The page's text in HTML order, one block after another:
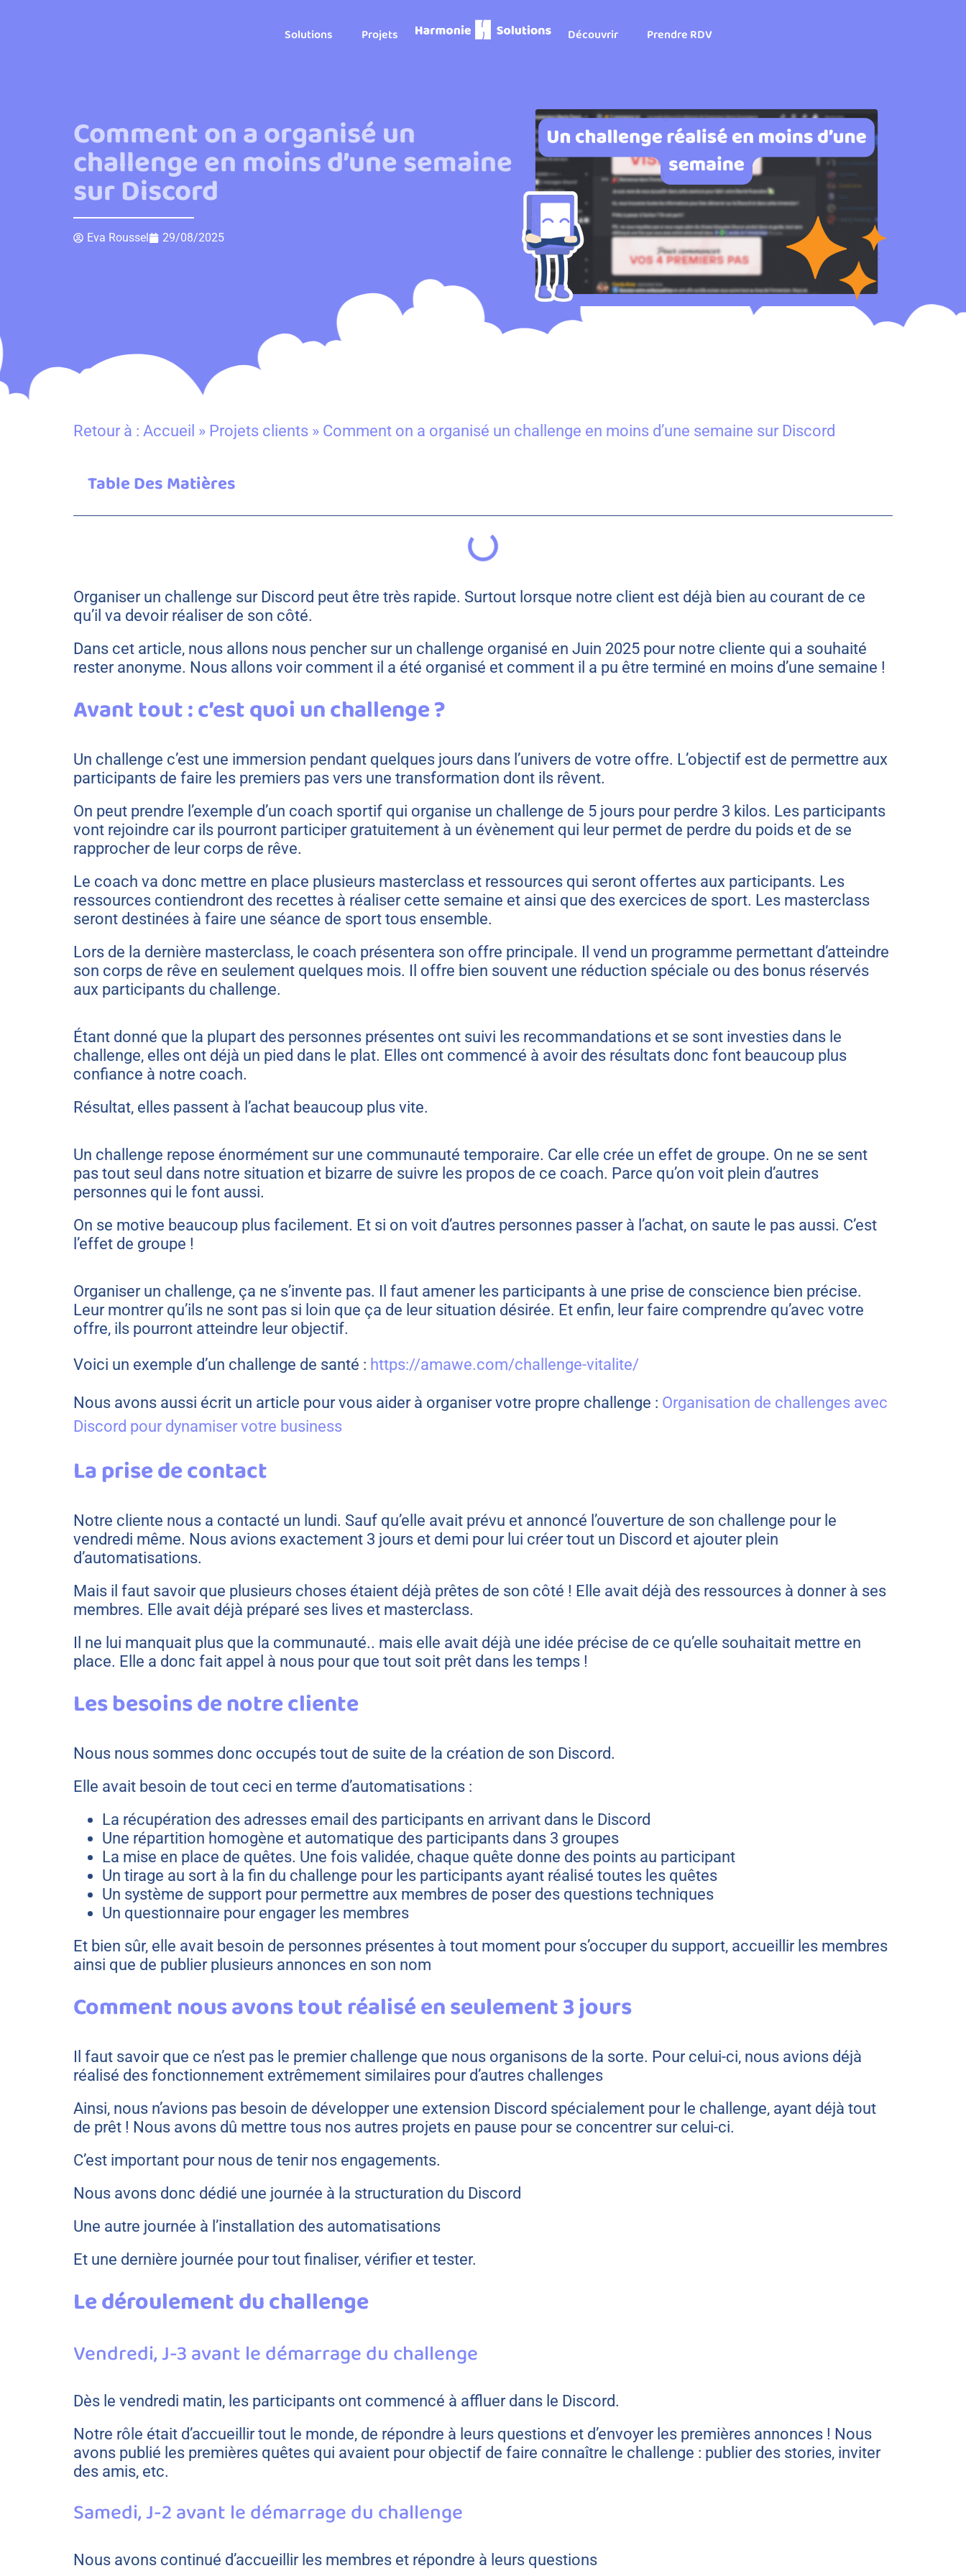
Solutions Projets Découvrir Prendre RDV
Comment on a organisé un
challenge en moins d’une semaine
sur Discord
Eva Roussel 29/08/2025
Retour à : Accueil » Projets clients » Comment on a organisé un challenge en moins d’une semaine sur Discord
Table Des Matières
Organiser un challenge sur Discord peut être très rapide. Surtout lorsque notre client est déjà bien au courant de ce
qu’il va devoir réaliser de son côté.
Dans cet article, nous allons nous pencher sur un challenge organisé en Juin 2025 pour notre cliente qui a souhaité
rester anonyme. Nous allons voir comment il a été organisé et comment il a pu être terminé en moins d’une semaine !
Avant tout : c’est quoi un challenge ?
Un challenge c’est une immersion pendant quelques jours dans l’univers de votre offre. L’objectif est de permettre aux
participants de faire les premiers pas vers une transformation dont ils rêvent.
On peut prendre l’exemple d’un coach sportif qui organise un challenge de 5 jours pour perdre 3 kilos. Les participants
vont rejoindre car ils pourront participer gratuitement à un évènement qui leur permet de perdre du poids et de se
rapprocher de leur corps de rêve.
Le coach va donc mettre en place plusieurs masterclass et ressources qui seront offertes aux participants. Les
ressources contiendront des recettes à réaliser cette semaine et ainsi que des exercices de sport. Les masterclass
seront destinées à faire une séance de sport tous ensemble.
Lors de la dernière masterclass, le coach présentera son offre principale. Il vend un programme permettant d’atteindre
son corps de rêve en seulement quelques mois. Il offre bien souvent une réduction spéciale ou des bonus réservés
aux participants du challenge.
Étant donné que la plupart des personnes présentes ont suivi les recommandations et se sont investies dans le
challenge, elles ont déjà un pied dans le plat. Elles ont commencé à avoir des résultats donc font beaucoup plus
confiance à notre coach.
Résultat, elles passent à l’achat beaucoup plus vite.
Un challenge repose énormément sur une communauté temporaire. Car elle crée un effet de groupe. On ne se sent
pas tout seul dans notre situation et bizarre de suivre les propos de ce coach. Parce qu’on voit plein d’autres
personnes qui le font aussi.
On se motive beaucoup plus facilement. Et si on voit d’autres personnes passer à l’achat, on saute le pas aussi. C’est
l’effet de groupe !
Organiser un challenge, ça ne s’invente pas. Il faut amener les participants à une prise de conscience bien précise.
Leur montrer qu’ils ne sont pas si loin que ça de leur situation désirée. Et enfin, leur faire comprendre qu’avec votre
offre, ils pourront atteindre leur objectif.
Voici un exemple d’un challenge de santé : https://amawe.com/challenge-vitalite/
Nous avons aussi écrit un article pour vous aider à organiser votre propre challenge : Organisation de challenges avec
Discord pour dynamiser votre business
La prise de contact
Notre cliente nous a contacté un lundi. Sauf qu’elle avait prévu et annoncé l’ouverture de son challenge pour le
vendredi même. Nous avions exactement 3 jours et demi pour lui créer tout un Discord et ajouter plein
d’automatisations.
Mais il faut savoir que plusieurs choses étaient déjà prêtes de son côté ! Elle avait déjà des ressources à donner à ses
membres. Elle avait déjà préparé ses lives et masterclass.
Il ne lui manquait plus que la communauté.. mais elle avait déjà une idée précise de ce qu’elle souhaitait mettre en
place. Elle a donc fait appel à nous pour que tout soit prêt dans les temps !
Les besoins de notre cliente
Nous nous sommes donc occupés tout de suite de la création de son Discord.
Elle avait besoin de tout ceci en terme d’automatisations :
La récupération des adresses email des participants en arrivant dans le Discord
Une répartition homogène et automatique des participants dans 3 groupes
La mise en place de quêtes. Une fois validée, chaque quête donne des points au participant
Un tirage au sort à la fin du challenge pour les participants ayant réalisé toutes les quêtes
Un système de support pour permettre aux membres de poser des questions techniques
Un questionnaire pour engager les membres
Et bien sûr, elle avait besoin de personnes présentes à tout moment pour s’occuper du support, accueillir les membres
ainsi que de publier plusieurs annonces en son nom
Comment nous avons tout réalisé en seulement 3 jours
Il faut savoir que ce n’est pas le premier challenge que nous organisons de la sorte. Pour celui-ci, nous avions déjà
réalisé des fonctionnement extrêmement similaires pour d’autres challenges
Ainsi, nous n’avions pas besoin de développer une extension Discord spécialement pour le challenge, ayant déjà tout
de prêt ! Nous avons dû mettre tous nos autres projets en pause pour se concentrer sur celui-ci.
C’est important pour nous de tenir nos engagements.
Nous avons donc dédié une journée à la structuration du Discord
Une autre journée à l’installation des automatisations
Et une dernière journée pour tout finaliser, vérifier et tester.
Le déroulement du challenge
Vendredi, J-3 avant le démarrage du challenge
Dès le vendredi matin, les participants ont commencé à affluer dans le Discord.
Notre rôle était d’accueillir tout le monde, de répondre à leurs questions et d’envoyer les premières annonces ! Nous
avons publié les premières quêtes qui avaient pour objectif de faire connaître le challenge : publier des stories, inviter
des amis, etc.
Samedi, J-2 avant le démarrage du challenge
Nous avons continué d’accueillir les membres et répondre à leurs questions